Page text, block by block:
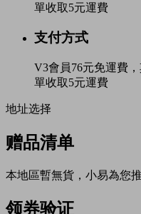
單收取5元運費
支付方式
V3會員76元免運費
單收取5元運費
地址选择
赠品清单
本地區暫無貨，小易為您
领券验证